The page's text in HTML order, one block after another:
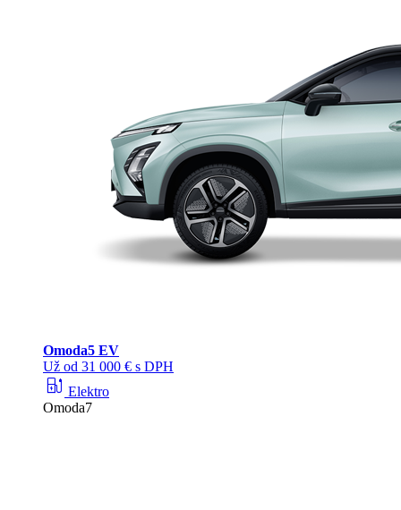
Omoda5 EV
Už od 31 000 € s DPH
ev_station Elektro
Omoda7